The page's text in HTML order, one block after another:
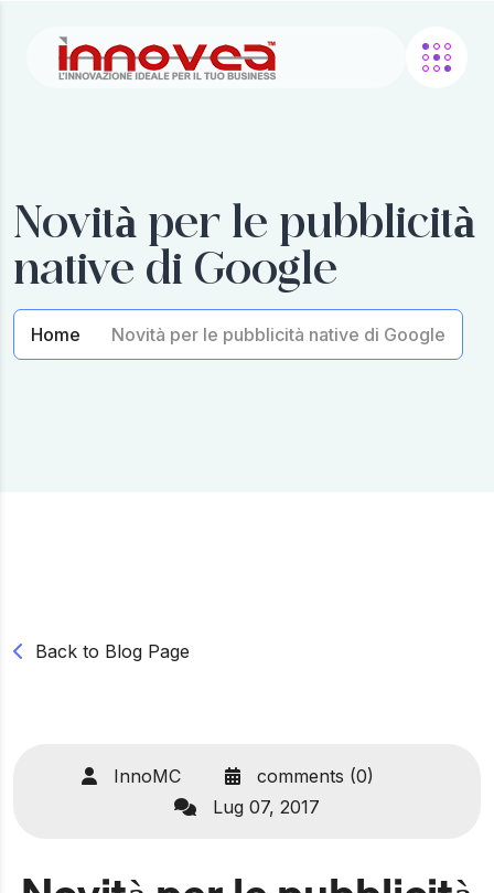
Novità per le pubblicità
native di Google
Home Novità per le pubblicità native di Google
Back to Blog Page
InnoMC
comments (0)
Lug 07, 2017